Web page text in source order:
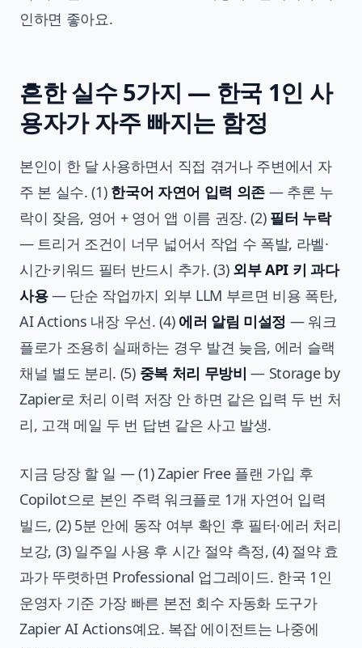
인하면 좋아요.
흔한 실수 5가지 — 한국 1인 사
용자가 자주 빠지는 함정
본인이 한 달 사용하면서 직접 겪거나 주변에서 자
주 본 실수. (1) 한국어 자연어 입력 의존 — 추론 누
락이 잦음, 영어 + 영어 앱 이름 권장. (2) 필터 누락
— 트리거 조건이 너무 넓어서 작업 수 폭발, 라벨·
시간·키워드 필터 반드시 추가. (3) 외부 API 키 과다
사용— 단순 작업까지 외부 LLM 부르면 비용 폭탄,
AI Actions 내장 우선. (4) 에러 알림 미설정 — 워크
플로가 조용히 실패하는 경우 발견 늦음, 에러 슬랙
채널 별도 분리. (5) 중복 처리 무방비 — Storage by
Zapier로 처리 이력 저장 안 하면 같은 입력 두 번 처
리, 고객 메일 두 번 답변 같은 사고 발생.
지금 당장 할 일 — (1) Zapier Free 플랜 가입 후
Copilot으로 본인 주력 워크플로 1개 자연어 입력
빌드, (2) 5분 안에 동작 여부 확인 후 필터·에러 처리
보강, (3) 일주일 사용 후 시간 절약 측정, (4) 절약 효
과가 뚜렷하면 Professional 업그레이드. 한국 1인
운영자 기준 가장 빠른 본전 회수 자동화 도구가
Zapier AI Actions예요. 복잡 에이전트는 나중에